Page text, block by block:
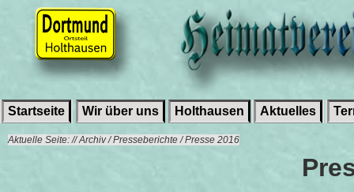
Startseite Wir über uns Holthausen Aktuelles
Aktuelle Seite: // Archiv / Presseberichte / Presse 2016